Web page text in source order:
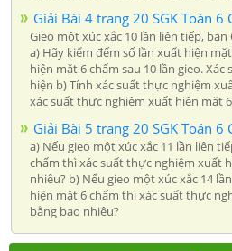
Giải Bài 4 trang 20 SGK Toán 6
Gieo một xúc xắc 10 lần liên tiếp,
a) Hãy kiểm đếm số lần xuất hiện
hiện mặt 6 chấm sau 10 lần gieo.
hiện b) Tính xác suất thực nghiệm
xác suất thực nghiệm xuất hiện mặt
Giải Bài 5 trang 20 SGK Toán 6
a) Nếu gieo một xúc xắc 11 lần liên
chấm thì xác suất thực nghiệm xuất
nhiêu? b) Nếu gieo một xúc xắc 14
hiện mặt 6 chấm thì xác suất thực
bằng bao nhiêu?